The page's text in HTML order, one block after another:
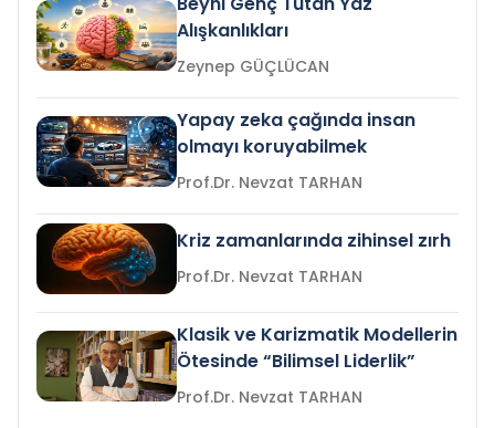
Alışkanlıkları
Zeynep GÜÇLÜCAN
Yapay zeka çağında insan
olmayı koruyabilmek
Prof.Dr. Nevzat TARHAN
Kriz zamanlarında zihinsel zırh
Prof.Dr. Nevzat TARHAN
Klasik ve Karizmatik Modellerin
Ötesinde “Bilimsel Liderlik”
Prof.Dr. Nevzat TARHAN